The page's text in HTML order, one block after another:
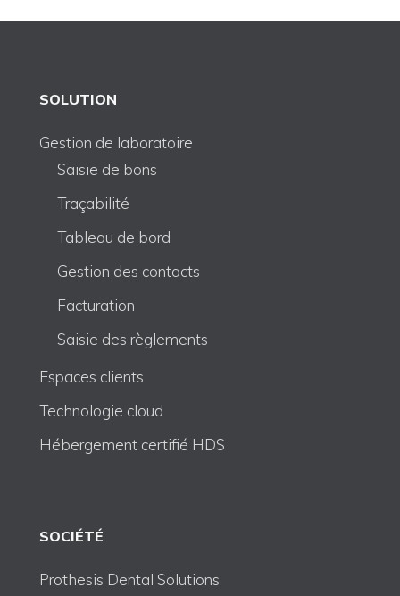
SOLUTION
Gestion de laboratoire
Saisie de bons
Traçabilité
Tableau de bord
Gestion des contacts
Facturation
Saisie des règlements
Espaces clients
Technologie cloud
Hébergement certifié HDS
SOCIÉTÉ
Prothesis Dental Solutions